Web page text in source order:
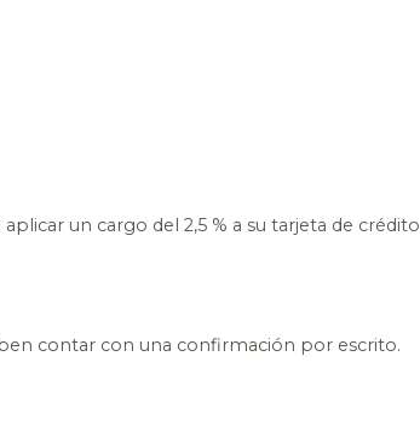
un cargo del 2,5 % a su tarjeta de
contar con una confirmación por escrito.